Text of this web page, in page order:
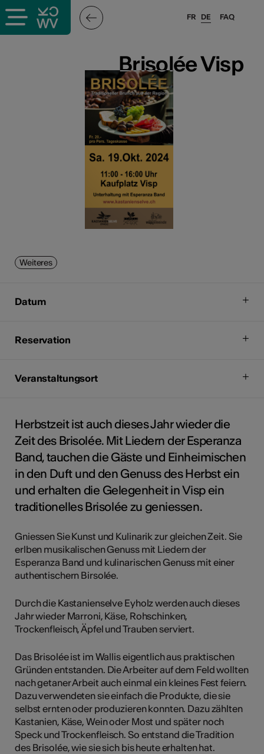
FAQ
FR DE
Brisolée Visp
Brisolée Visp
Weiteres
Datum
Reservation
Veranstaltungsort
Herbstzeit ist auch dieses Jahr wieder die
Zeit des Brisolée. Mit Liedern der Esperanza
Band, tauchen die Gäste und Einheimischen
in den Duft und den Genuss des Herbst ein
und erhalten die Gelegenheit in Visp ein
traditionelles Brisolée zu geniessen.
Gniessen Sie Kunst und Kulinarik zur gleichen Zeit. Sie
erlben musikalischen Genuss mit Liedern der
Esperanza Band und kulinarischen Genuss mit einer
authentischern Birsolée.
Durch die Kastanienselve Eyholz werden auch dieses
Jahr wieder Marroni, Käse, Rohschinken,
Trockenfleisch, Äpfel und Trauben serviert.
Das Brisolée ist im Wallis eigentlich aus praktischen
Gründen entstanden. Die Arbeiter auf dem Feld wollten
nach getaner Arbeit auch einmal ein kleines Fest feiern.
Dazu verwendeten sie einfach die Produkte, die sie
selbst ernten oder produzieren konnten. Dazu zählten
Kastanien, Käse, Wein oder Most und später noch
Speck und Trockenfleisch. So entstand die Tradition
des Brisolée, wie sie sich bis heute erhalten hat.